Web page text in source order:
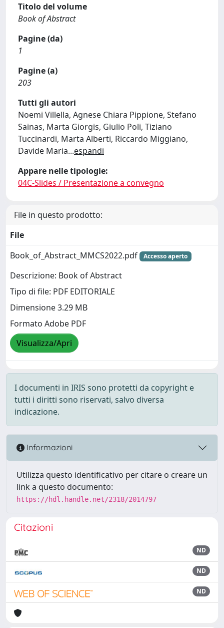
Titolo del volume
Book of Abstract
Pagine (da)
1
Pagine (a)
203
Tutti gli autori
Noemi Villella, Agnese Chiara Pippione, Stefano
Sainas, Marta Giorgis, Giulio Poli, Tiziano
Tuccinardi, Marta Alberti, Riccardo Miggiano,
Davide Maria...espandi
Appare nelle tipologie:
04C-Slides / Presentazione a convegno
File in questo prodotto:
File
Book_of_Abstract_MMCS2022.pdf
Accesso aperto
Descrizione: Book of Abstract
Tipo di file: PDF EDITORIALE
Dimensione 3.29 MB
Formato Adobe PDF
Visualizza/Apri
I documenti in IRIS sono protetti da copyright e
tutti i diritti sono riservati, salvo diversa
indicazione.
Informazioni
Utilizza questo identificativo per citare o creare un
link a questo documento:
https://hdl.handle.net/2318/2014797
Citazioni
ND
ND
ND